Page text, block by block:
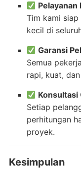
Pelayanan
Tim kami
kecil di
Garansi
Semua
rapi, kuat,
Konsultasi
Setiap
perhitungan
proyek.
Kesimpulan